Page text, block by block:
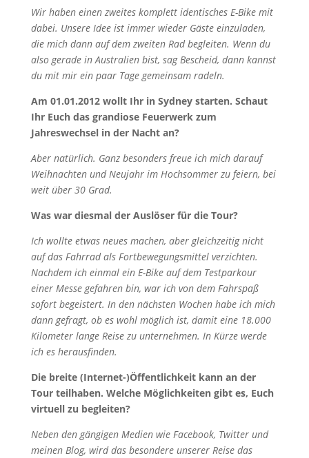
Wir haben einen zweites komplett identisches E-Bike mit
dabei. Unsere Idee ist immer wieder Gäste einzuladen,
die mich dann auf dem zweiten Rad begleiten. Wenn du
also gerade in Australien bist, sag Bescheid, dann kannst
du mit mir ein paar Tage gemeinsam radeln.
Am 01.01.2012 wollt Ihr in Sydney starten. Schaut
Ihr Euch das grandiose Feuerwerk zum
Jahreswechsel in der Nacht an?
Aber natürlich. Ganz besonders freue ich mich darauf
Weihnachten und Neujahr im Hochsommer zu feiern, bei
weit über 30 Grad.
Was war diesmal der Auslöser für die Tour?
Ich wollte etwas neues machen, aber gleichzeitig nicht
auf das Fahrrad als Fortbewegungsmittel verzichten.
Nachdem ich einmal ein E-Bike auf dem Testparkour
einer Messe gefahren bin, war ich von dem Fahrspaß
sofort begeistert. In den nächsten Wochen habe ich mich
dann gefragt, ob es wohl möglich ist, damit eine 18.000
Kilometer lange Reise zu unternehmen. In Kürze werde
ich es herausfinden.
Die breite (Internet-)Öffentlichkeit kann an der
Tour teilhaben. Welche Möglichkeiten gibt es, Euch
virtuell zu begleiten?
Neben den gängigen Medien wie Facebook, Twitter und
meinen Blog, wird das besondere unserer Reise das